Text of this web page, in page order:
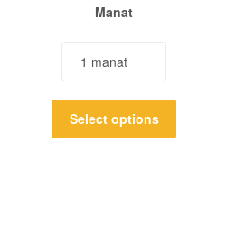
Manat
Select options